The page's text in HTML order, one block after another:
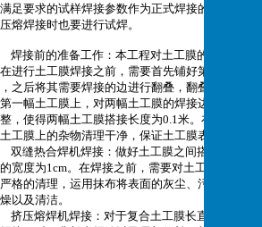
满足要求的试样焊接参数作为正式焊接的主要依据
压熔焊接时也要进行试焊。
焊接前的准备工作：本工程对土工膜的焊接主要
在进行土工膜焊接之前，需要首先铺好第一幅土工膜
，之后将其需要焊接的边进行翻叠，翻叠的宽度大
第一幅土工膜上，对两幅土工膜的焊接边缘走向进
整，使得两幅土工膜搭接长度为0.1米。在焊接之前
土工膜上的杂物清理干净，保证土工膜表面的整洁。
双缝热合焊机焊接：做好土工膜之间搭接宽度的
的宽度为1cm。在焊接之前，需要对土工膜的表面进
严格的清理，运用抹布将表面的灰尘、污物以及水
燥以及清洁。
挤压熔焊机焊接：对于复合土工膜长直焊缝，主